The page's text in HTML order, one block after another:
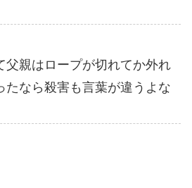
父親はロープが切れてか外れ
たなら殺害も言葉が違うよな